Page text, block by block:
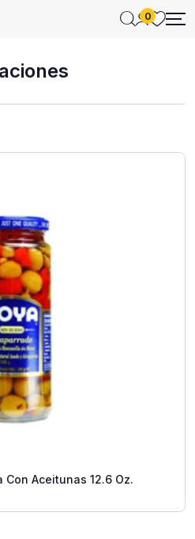
0
Con Aceitunas 12.6 Oz.